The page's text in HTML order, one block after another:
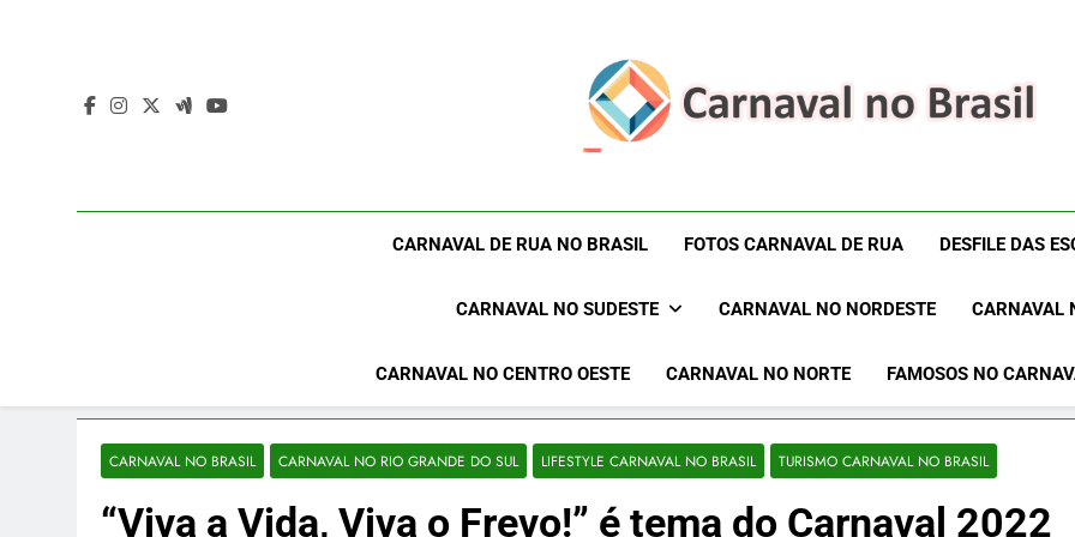
Carnaval No Brasil
Rua 2027 –
CARNAVAL DE RUA NO BRASIL FOTOS CARNAVAL DE RUA DESFILE DAS
CARNAVAL NO SUDESTE CARNAVAL NO NORDESTE CARNAVAL
CARNAVAL NO CENTRO OESTE CARNAVAL NO NORTE FAMOSOS NO
CARNAVAL NO BRASIL CARNAVAL NO RIO GRANDE DO SUL LIFESTYLE CARNAVAL NO BRASIL TURISMO CARNAVAL NO BRASIL
“Viva a Vida, Viva o Frevo!” é tema do Carnaval 2022